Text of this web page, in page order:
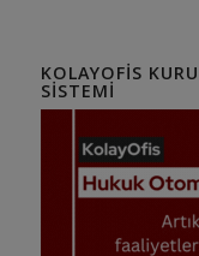
KOLAYOFIS
SISTEMI